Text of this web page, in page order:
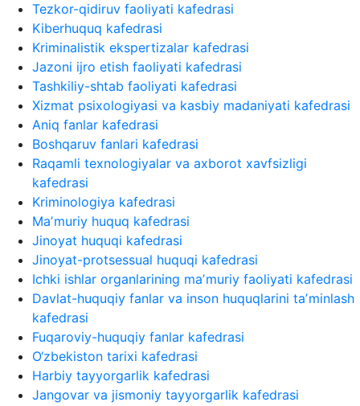
Tezkor-qidiruv faoliyati kafedrasi
Kiberhuquq kafedrasi
Kriminalistik ekspertizalar kafedrasi
Jazoni ijro etish faoliyati kafedrasi
Tashkiliy-shtab faoliyati kafedrasi
Xizmat psixologiyasi va kasbiy madaniyati kafedrasi
Aniq fanlar kafedrasi
Boshqaruv fanlari kafedrasi
Raqamli texnologiyalar va axborot xavfsizligi
kafedrasi
Kriminologiya kafedrasi
Maʼmuriy huquq kafedrasi
Jinoyat huquqi kafedrasi
Jinoyat-protsessual huquqi kafedrasi
Ichki ishlar organlarining maʼmuriy faoliyati kafedrasi
Davlat-huquqiy fanlar va inson huquqlarini taʼminlash
kafedrasi
Fuqaroviy-huquqiy fanlar kafedrasi
O‘zbekiston tarixi kafedrasi
Harbiy tayyorgarlik kafedrasi
Jangovar va jismoniy tayyorgarlik kafedrasi